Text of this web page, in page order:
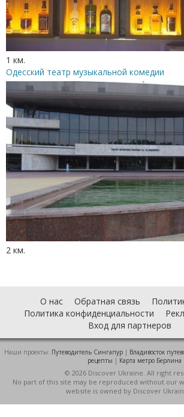
1 км.
Одесский театр музыкальной комедии
2 км.
О нас Обратная связь
Политика конфиденциальности
Вход для партнеров
Наши проекты: Путеводитель Сингапур | Владивосток
рецепты | Карта метро Берлина
© 2026 Discover Ukraine. All right
No part of this site may be reproduced without our
website is owned by Discover